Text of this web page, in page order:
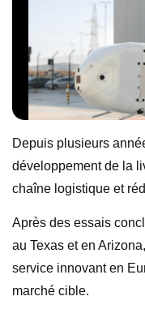
Depuis plusieurs
développement de la
chaîne logistique et
Après des essais
au Texas et en
service innovant en
marché cible.